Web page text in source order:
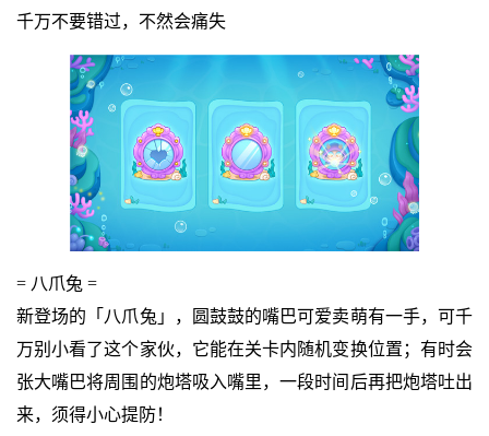
千万不要错过，不然会痛失
= 八爪兔 =
新登场的「八爪兔」，圆鼓鼓的嘴巴可爱卖萌有一手，可千
万别小看了这个家伙，它能在关卡内随机变换位置；有时会
张大嘴巴将周围的炮塔吸入嘴里，一段时间后再把炮塔吐出
来，须得小心提防！